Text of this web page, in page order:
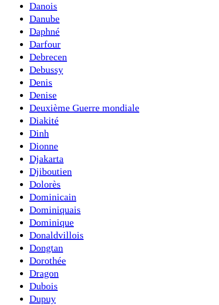
Danois
Danube
Daphné
Darfour
Debrecen
Debussy
Denis
Denise
Deuxième Guerre mondiale
Diakité
Dinh
Dionne
Djakarta
Djiboutien
Dolorès
Dominicain
Dominiquais
Dominique
Donaldvillois
Dongtan
Dorothée
Dragon
Dubois
Dupuy